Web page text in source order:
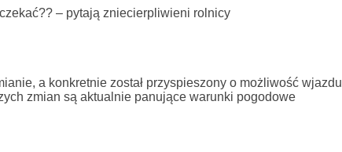
– pytają zniecierpliwieni rolnicy
a konkretnie został przyspieszony o możliwość wjazdu
zmian są aktualnie panujące warunki pogodowe